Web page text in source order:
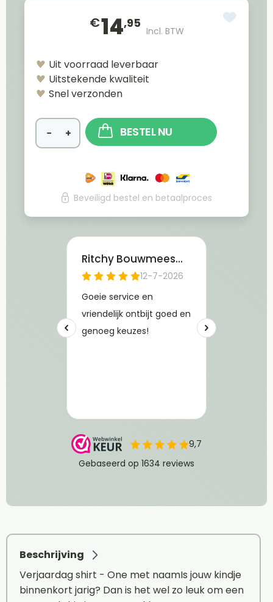
€14,95
Incl. BTW
Uit voorraad leverbaar
Uitstekende kwaliteit
Snel verzonden
− + BESTEL NU
Beveiligd bestel en betaalproces
Beschrijving
Verjaardag shirt - One met naamIs jouw kindje
binnenkort jarig? Dan is het wel zo leuk om een